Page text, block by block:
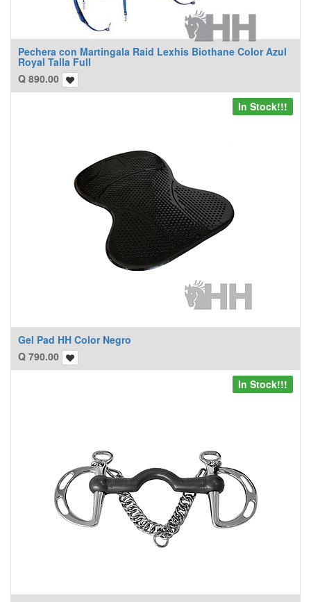
Pechera con Martingala Raid Lexhis Biothane Color Azul
Royal Talla Full
Q 890.00
Gel Pad HH Color Negro
Q 790.00
In Stock!!!
In Stock!!!